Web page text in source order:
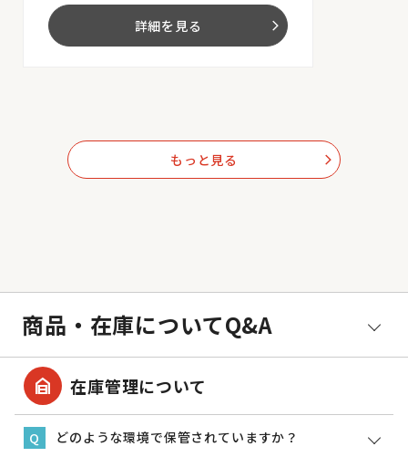
詳細を見る arrow_forward_ios
もっと見る arrow_forward_ios
商品・在庫についてQ&A
garage_home 在庫管理について
Q どのような環境で保管されていますか？